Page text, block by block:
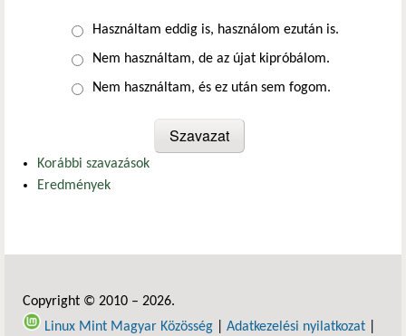
Választások
Használtam eddig is, használom ezután is.
Nem használtam, de az újat kipróbálom.
Nem használtam, és ez után sem fogom.
Korábbi szavazások
Eredmények
Copyright © 2010 – 2026.
Linux Mint Magyar Közösség
Adatkezelési nyilatkozat